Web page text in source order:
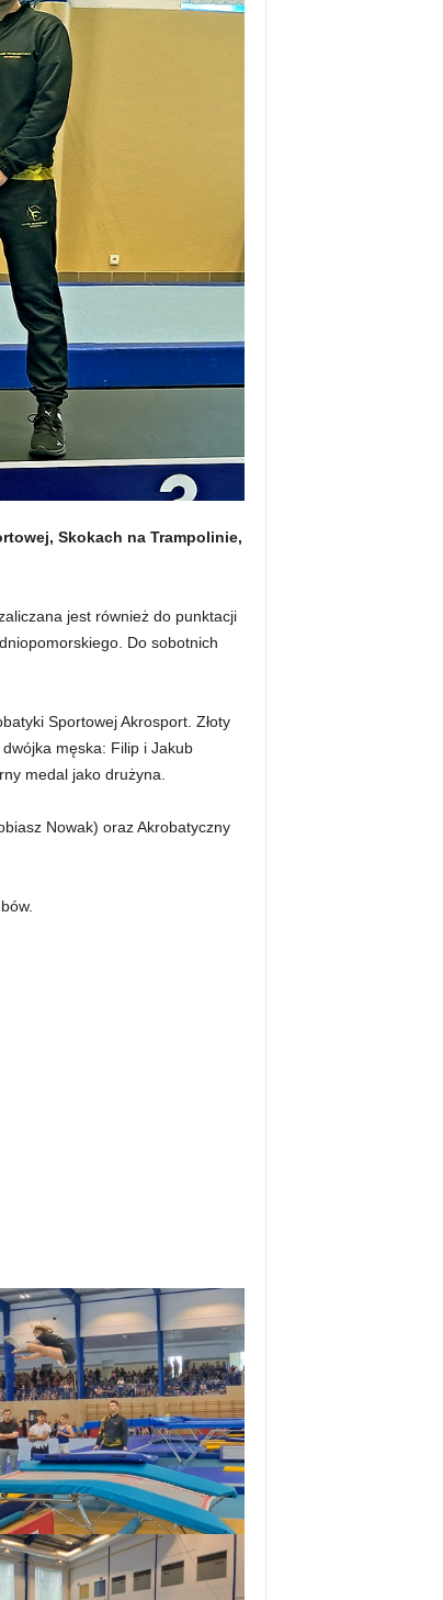
Skokach na Trampolinie,
jest również do punktacji
Do sobotnich
Sportowej Akrosport. Złoty
dwójka męska: Filip i Jakub
medal jako drużyna.
Nowak) oraz Akrobatyczny